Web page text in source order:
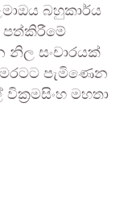
බහුකාර්ය
පත්කිරීමේ
නිල සංචාරයක්
පැමිණෙන
මහතා